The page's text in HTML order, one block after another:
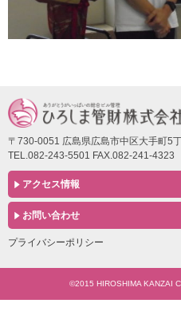
〒730-0051 広島県広島市中区大手町5
TEL.082-243-5501 FAX.082-241-4323
アクセス情報
お問い合わせ
プライバシーポリシー
©2015 HIROSHIMA KANZAI